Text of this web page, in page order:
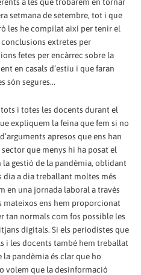
setmana de setembre, tot i que
les he compilat així per tenir el
extretes per
fetes per encàrrec sobre la
en casals d’estiu i que faran
són segures...
i totes les docents durant el
expliquem la feina que fem si no
apresos que ens han
que menys hi ha posat el
la gestió de la pandèmia, oblidant
dia a dia treballant moltes més
en una jornada laboral a través
ens hem proporcionat
tan normals com fos possible les
digitals. Si els periodistes que
i les docents també hem treballat
pandèmia és clar que ho
volem que la desinformació